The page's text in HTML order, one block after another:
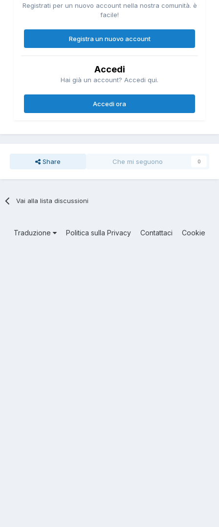
Registrati per un nuovo account nella nostra comunità. è
facile!
Registra un nuovo account
Accedi
Hai già un account? Accedi qui.
Accedi ora
Share Che mi seguono 0
Vai alla lista discussioni
Traduzione Politica sulla Privacy Contattaci Cookie